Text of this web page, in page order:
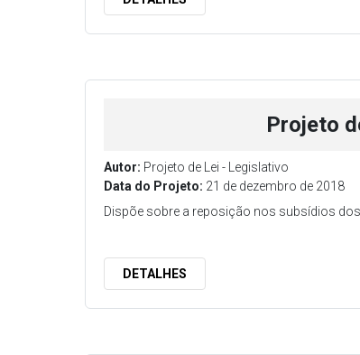
Projeto
Autor: Projeto de Lei - Legislativo
Data do Projeto: 21 de dezembro de 2018
Dispõe sobre a reposição nos subsídios
DETALHES